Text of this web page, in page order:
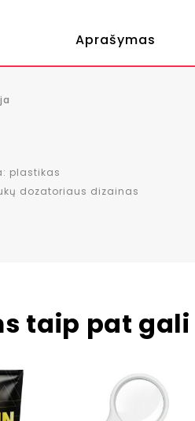
Aprašymas
plastikas
dozatoriaus dizainas
taip pat